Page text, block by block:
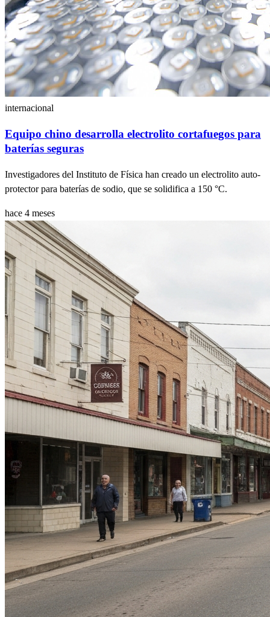
internacional
Equipo chino desarrolla electrolito cortafuegos para
baterías seguras
Investigadores del Instituto de Física han creado un electrolito auto-
protector para baterías de sodio, que se solidifica a 150 °C.
hace 4 meses